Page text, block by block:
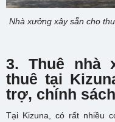
Nhà xưởng xây sẵn cho
3. Thuê nhà
thuê tại
trợ, chính
Tại Kizuna, có rất nhiều